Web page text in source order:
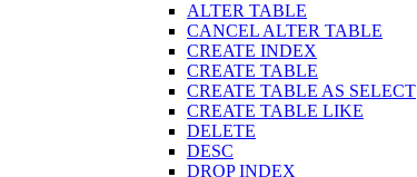
ALTER TABLE
CANCEL ALTER TABLE
CREATE INDEX
CREATE TABLE
CREATE TABLE AS SELECT
CREATE TABLE LIKE
DELETE
DESC
DROP INDEX